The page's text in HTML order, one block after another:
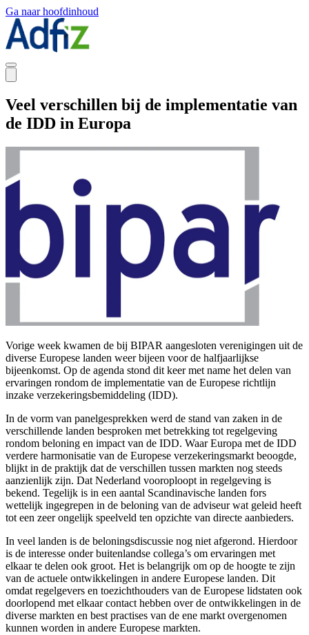
Ga naar hoofdinhoud
Veel verschillen bij de implementatie van
de IDD in Europa
Vorige week kwamen de bij BIPAR aangesloten verenigingen uit de
diverse Europese landen weer bijeen voor de halfjaarlijkse
bijeenkomst. Op de agenda stond dit keer met name het delen van
ervaringen rondom de implementatie van de Europese richtlijn
inzake verzekeringsbemiddeling (IDD).
In de vorm van panelgesprekken werd de stand van zaken in de
verschillende landen besproken met betrekking tot regelgeving
rondom beloning en impact van de IDD. Waar Europa met de IDD
verdere harmonisatie van de Europese verzekeringsmarkt beoogde,
blijkt in de praktijk dat de verschillen tussen markten nog steeds
aanzienlijk zijn. Dat Nederland vooroploopt in regelgeving is
bekend. Tegelijk is in een aantal Scandinavische landen fors
wettelijk ingegrepen in de beloning van de adviseur wat geleid heeft
tot een zeer ongelijk speelveld ten opzichte van directe aanbieders.
In veel landen is de beloningsdiscussie nog niet afgerond. Hierdoor
is de interesse onder buitenlandse collega’s om ervaringen met
elkaar te delen ook groot. Het is belangrijk om op de hoogte te zijn
van de actuele ontwikkelingen in andere Europese landen. Dit
omdat regelgevers en toezichthouders van de Europese lidstaten ook
doorlopend met elkaar contact hebben over de ontwikkelingen in de
diverse markten en best practises van de ene markt overgenomen
kunnen worden in andere Europese markten.